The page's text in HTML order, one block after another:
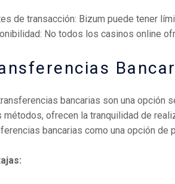
de transacción: Bizum puede tener
No todos los casinos online
bancarias son una opción
métodos, ofrecen la tranquilidad de
bancarias como una opción de